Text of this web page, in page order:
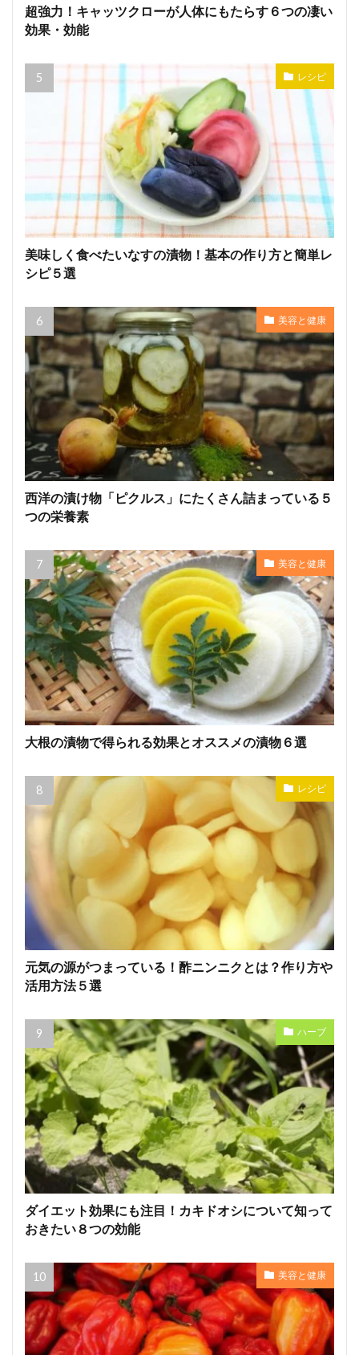
超強力！キャッツクローが人体にもたらす６つの凄い
効果・効能
レシピ
美味しく食べたいなすの漬物！基本の作り方と簡単レ
シピ５選
美容と健康
西洋の漬け物「ピクルス」にたくさん詰まっている５
つの栄養素
美容と健康
大根の漬物で得られる効果とオススメの漬物６選
レシピ
元気の源がつまっている！酢ニンニクとは？作り方や
活用方法５選
ハーブ
ダイエット効果にも注目！カキドオシについて知って
おきたい８つの効能
美容と健康